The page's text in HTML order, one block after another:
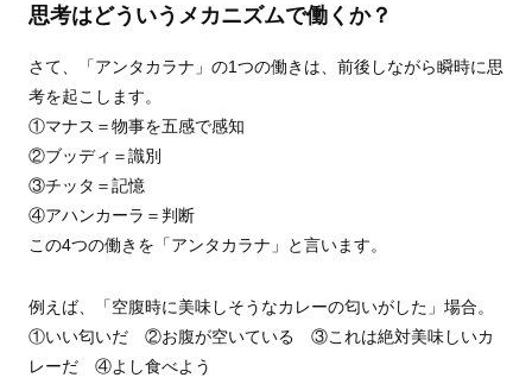
思考はどういうメカニズムで働くか？
さて、「アンタカラナ」の1つの働きは、前後しながら瞬時に思
考を起こします。
①マナス＝物事を五感で感知
②ブッディ＝識別
③チッタ＝記憶
④アハンカーラ＝判断
この4つの働きを「アンタカラナ」と言います。
例えば、「空腹時に美味しそうなカレーの匂いがした」場合。
①いい匂いだ ②お腹が空いている ③これは絶対美味しいカ
レーだ ④よし食べよう